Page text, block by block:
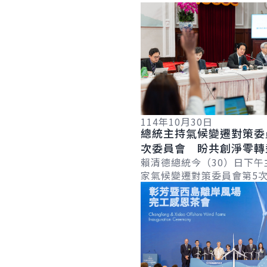
詳細內容
114年10月30日
總統主持氣候變遷對策
次委員會 盼共創淨零
局 打造臺灣韌性廊道
賴清德總統今（30）日下
家氣候變遷對策委員會第5
議」時表示，臺灣近年來
環經濟及能源轉型政策，
公布《臺灣...
詳細內容